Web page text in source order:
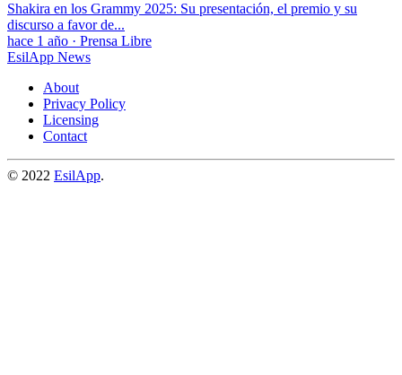
Shakira en los Grammy 2025: Su presentación, el premio y su
discurso a favor de...
hace 1 año · Prensa Libre
EsilApp News
About
Privacy Policy
Licensing
Contact
© 2022 EsilApp.